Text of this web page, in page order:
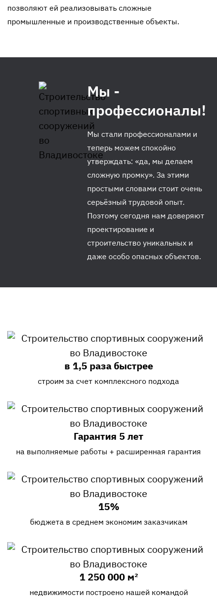
позволяют ей реализовывать сложные
промышленные и производственные объекты.
Мы -
профессионалы!
Мы стали профессионалами и
теперь можем спокойно
утверждать: «да, мы делаем
сложную промку». За этими
простыми словами стоит очень
серьёзный трудовой опыт.
Поэтому сегодня нам доверяют
проектирование и
строительство уникальных и
даже особо опасных объектов.
в 1,5 раза быстрее
строим за счет комплексного подхода
Гарантия 5 лет
на выполняемые работы + расширенная гарантия
15%
бюджета в среднем экономим заказчикам
1 250 000 м²
недвижимости построено нашей командой